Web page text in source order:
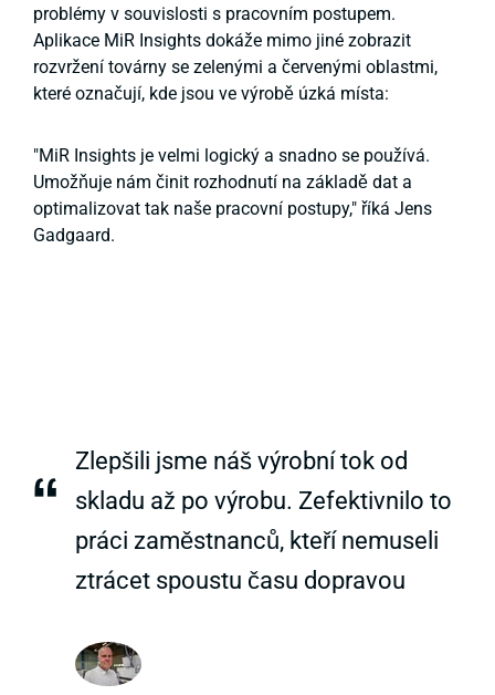
problémy v souvislosti s pracovním postupem.
Aplikace MiR Insights dokáže mimo jiné zobrazit
rozvržení továrny se zelenými a červenými oblastmi,
které označují, kde jsou ve výrobě úzká místa:
"MiR Insights je velmi logický a snadno se používá.
Umožňuje nám činit rozhodnutí na základě dat a
optimalizovat tak naše pracovní postupy," říká Jens
Gadgaard.
“
Zlepšili jsme náš výrobní tok od
skladu až po výrobu. Zefektivnilo to
práci zaměstnanců, kteří nemuseli
ztrácet spoustu času dopravou